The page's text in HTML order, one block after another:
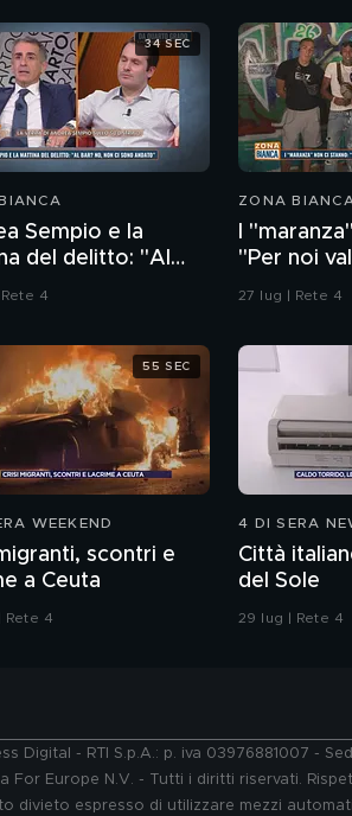
Sempio e la
del delitto: "Al
non ci sono
4
34 SEC
ZONA BIANCA
I
"Per noi
della
27 lug | Rete 4
WEEKEND
scontri e
a Ceuta
Rete 4
55 SEC
4 DI SERA
Città
del Sole
29 lug | Rete 4
Digital - RTI S.p.A.: p. iva 03976881007 -
For Europe N.V. - Tutti i diritti riservati.
divieto espresso di utilizzare mezzi